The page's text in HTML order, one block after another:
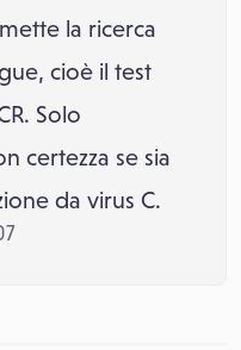
la ricerca
cioè il test
Solo
certezza se sia
da virus C.